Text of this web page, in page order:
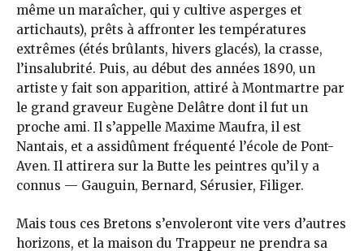
même un maraîcher, qui y cultive asperges et
artichauts), prêts à affronter les températures
extrêmes (étés brûlants, hivers glacés), la crasse,
l’insalubrité. Puis, au début des années 1890, un
artiste y fait son apparition, attiré à Montmartre par
le grand graveur Eugène Delâtre dont il fut un
proche ami. Il s’appelle Maxime Maufra, il est
Nantais, et a assidûment fréquenté l’école de Pont-
Aven. Il attirera sur la Butte les peintres qu’il y a
connus — Gauguin, Bernard, Sérusier, Filiger.
Mais tous ces Bretons s’envoleront vite vers d’autres
horizons, et la maison du Trappeur ne prendra sa